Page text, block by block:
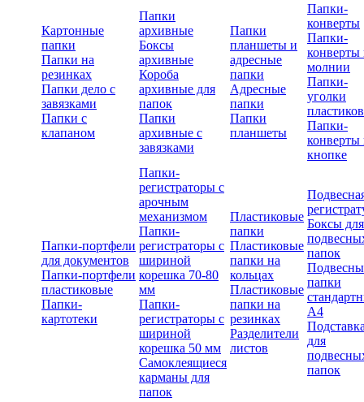
Картонные
папки
Папки на
резинках
Папки дело с
завязками
Папки с
клапаном
Папки
архивные
Боксы
архивные
Короба
архивные для
папок
Папки
архивные с
завязками
Папки
планшеты и
адресные
папки
Адресные
папки
Папки
планшеты
Папки-
конверты
Папки-
конверты
молнии
Папки-
уголки
Папки-
конверты
кнопке
Папки-портфели
для документов
Папки-портфели
пластиковые
Папки-
картотеки
Папки-
регистраторы с
арочным
механизмом
Папки-
регистраторы с
шириной
корешка 70-80
мм
Папки-
регистраторы с
шириной
корешка 50 мм
Самоклеящиеся
карманы для
папок
Пластиковые
папки
Пластиковые
папки на
кольцах
Пластиковые
папки на
резинках
Разделители
листов
Боксы для
папок
папки
А4
для
папок